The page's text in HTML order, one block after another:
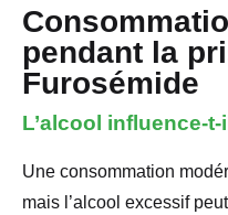
pendant la
Furosémide
L’alcool influence-t-
Une consommation
mais l’alcool excessif